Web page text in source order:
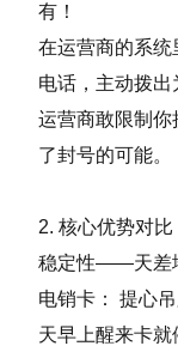
有！
在运营商的系统
电话，主动拨出
运营商敢限制
了封号的可能。
2. 核心优势对比
稳定性——天差
电销卡： 提心
天早上醒来卡